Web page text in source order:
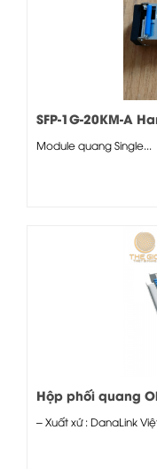
SFP-1G-20KM-A
Module quang Single...
Hộp phối quang
– Xuất xứ : DanaLink